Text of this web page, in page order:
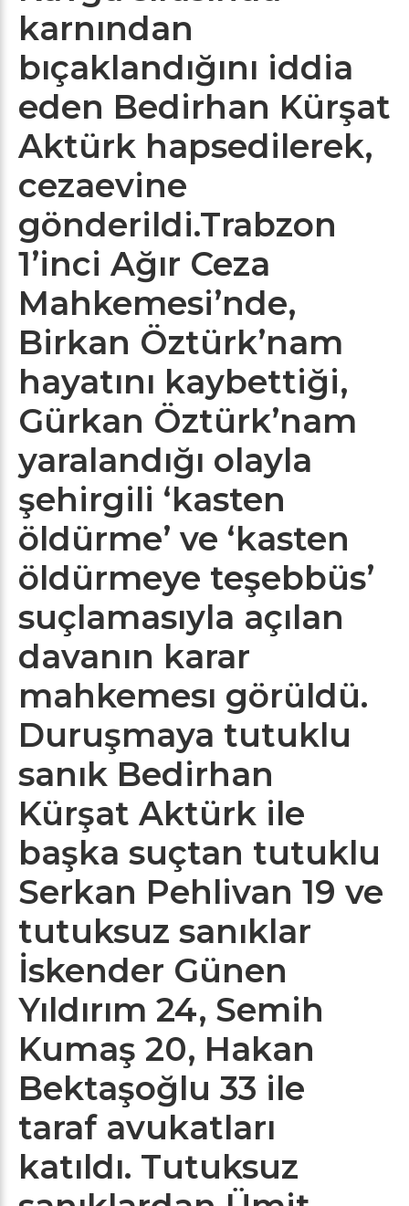
karnından
bıçaklandığını iddia
eden Bedirhan Kürşat
Aktürk hapsedilerek,
cezaevine
gönderildi.Trabzon
1’inci Ağır Ceza
Mahkemesi’nde,
Birkan Öztürk’nam
hayatını kaybettiği,
Gürkan Öztürk’nam
yaralandığı olayla
şehirgili ‘kasten
öldürme’ ve ‘kasten
öldürmeye teşebbüs’
suçlamasıyla açılan
davanın karar
mahkemesı görüldü.
Duruşmaya tutuklu
sanık Bedirhan
Kürşat Aktürk ile
başka suçtan tutuklu
Serkan Pehlivan 19 ve
tutuksuz sanıklar
İskender Günen
Yıldırım 24, Semih
Kumaş 20, Hakan
Bektaşoğlu 33 ile
taraf avukatları
katıldı. Tutuksuz